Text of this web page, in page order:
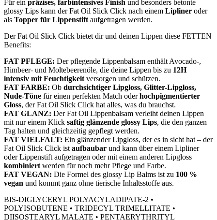
Für ein präzises, farbintensives Finish und besonders betonte
glossy Lips kann der Fat Oil Slick Click nach einem Lipliner oder
als Topper für Lippenstift aufgetragen werden.
Der Fat Oil Slick Click bietet dir und deinen Lippen diese FETTEN
Benefits:
FAT PFLEGE: Der pflegende Lippenbalsam enthält Avocado-,
Himbeer- und Moltebeerenöle, die deine Lippen bis zu 12H
intensiv mit Feuchtigkeit versorgen und schützen.
FAT FARBE: Ob durchsichtiger Lipgloss, Glitter-Lipgloss,
Nude-Töne für einen perfekten Match oderhochpigmentierter
Gloss, der Fat Oil Slick Click hat alles, was du brauchst.
FAT GLANZ: Der Fat Oil Lippenbalsam verleiht deinen Lippen
mit nur einem Klick saftig glänzende glossy Lips, die den ganzen
Tag halten und gleichzeitig gepflegt werden.
FAT VIELFALT: Ein glänzender Lipgloss, der es in sicht hat – der
Fat Oil Slick Click ist aufbaubar und kann über einem Lipliner
oder Lippenstift aufgetragen oder mit einem anderen Lipgloss
kombiniert werden für noch mehr Pflege und Farbe.
FAT VEGAN: Die Formel des glossy Lip Balms ist zu 100 %
vegan und kommt ganz ohne tierische Inhaltsstoffe aus.
BIS-DIGLYCERYL POLYACYLADIPATE-2 •
POLYISOBUTENE • TRIDECYL TRIMELLITATE •
DIISOSTEARYL MALATE • PENTAERYTHRITYL